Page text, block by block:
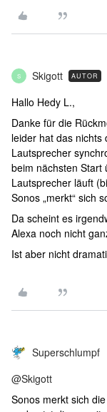
S Skigott AUTOR
Hallo Hedy L.,
Danke für die
leider hat das
Lautsprecher
beim nächsten Start
Lautsprecher läuft
Sonos „merkt“ sich
Da scheint es
Alexa noch nicht
Ist aber nicht
Superschlumpf
@Skigott
Sonos merkt sich